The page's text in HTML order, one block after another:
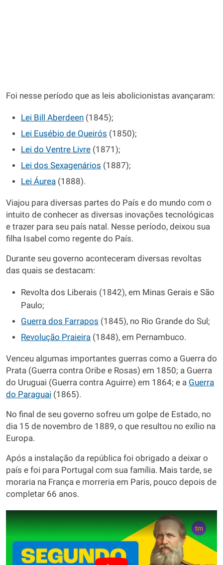
Foi nesse período que as leis abolicionistas avançaram:
Lei Bill Aberdeen (1845);
Lei Eusébio de Queirós (1850);
Lei do Ventre Livre (1871);
Lei dos Sexagenários (1887);
Lei Áurea (1888).
Viajou para diversas partes do País e do mundo com o
intuito de conhecer as diversas inovações tecnológicas
e trazer para seu país natal. Nesse período, deixou sua
filha Isabel como regente do País.
Durante seu governo aconteceram diversas revoltas
das quais se destacam:
Revolta dos Liberais (1842), em Minas Gerais e São
Paulo;
Guerra dos Farrapos (1845), no Rio Grande do Sul;
Revolução Praieira (1848), em Pernambuco.
Venceu algumas importantes guerras como a Guerra do
Prata (Guerra contra Oribe e Rosas) em 1850; a Guerra
do Uruguai (Guerra contra Aguirre) em 1864; e a Guerra
do Paraguai (1865).
No final de seu governo sofreu um golpe de Estado, no
dia 15 de novembro de 1889, o que resultou no exílio na
Europa.
Após a instalação da república foi obrigado a deixar o
país e foi para Portugal com sua família. Mais tarde, se
moraria na França e morreria em Paris, pouco depois de
completar 66 anos.